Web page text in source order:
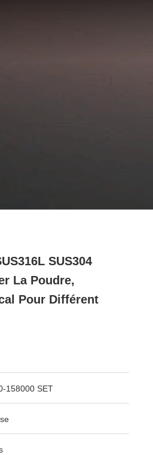
SUS304
La Poudre,
Pour Différent
158000 SET